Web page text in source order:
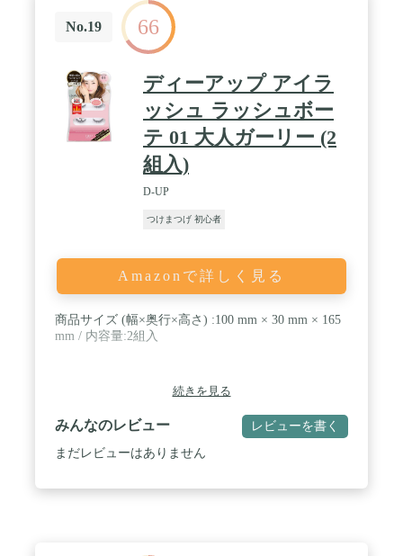
No.19 66
ディーアップ アイラ
ッシュ ラッシュボー
テ 01 大人ガーリー (2
組入)
D-UP
つけまつげ 初心者
Amazonで詳しく見る
商品サイズ (幅×奥行×高さ) :100 mm × 30 mm × 165
mm / 内容量:2組入
続きを見る
みんなのレビュー レビューを書く
まだレビューはありません